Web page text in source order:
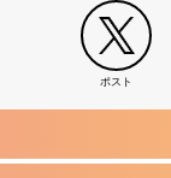
ポスト